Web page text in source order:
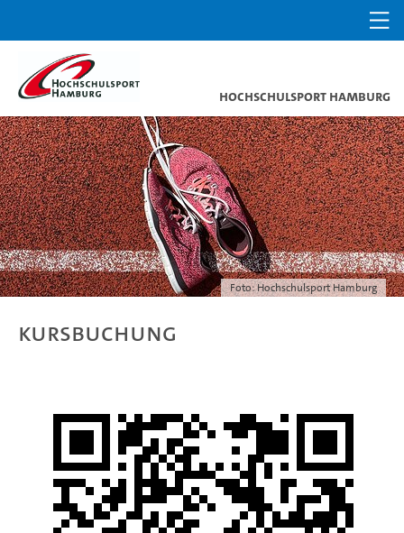
Hochschulsport Hamburg
Foto: Hochschulsport Hamburg
Kursbuchung